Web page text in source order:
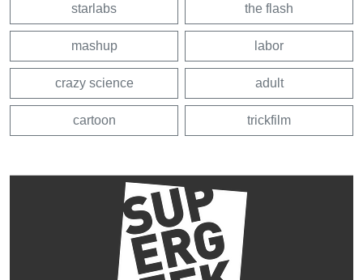
starlabs the flash
mashup labor
crazy science adult
cartoon trickfilm